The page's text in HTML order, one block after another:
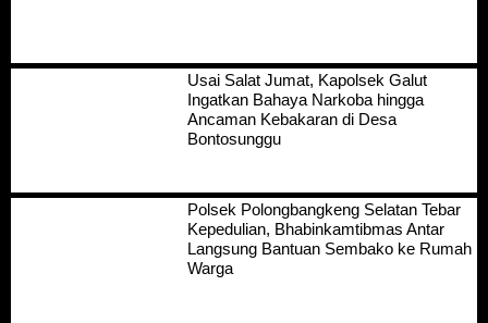
Usai Salat Jumat, Kapolsek Galut
Ingatkan Bahaya Narkoba hingga
Ancaman Kebakaran di Desa
Bontosunggu
Polsek Polongbangkeng Selatan Tebar
Kepedulian, Bhabinkamtibmas Antar
Langsung Bantuan Sembako ke Rumah
Warga